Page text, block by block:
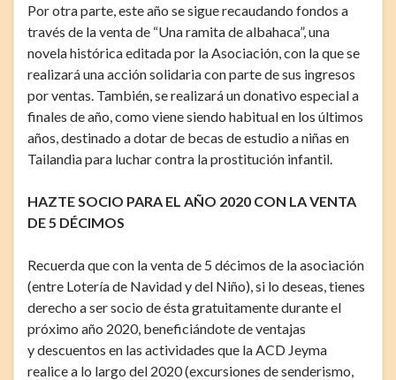
Por otra parte, este año se sigue recaudando fondos a
través de la venta de “Una ramita de albahaca”, una
novela histórica editada por la Asociación, con la que se
realizará una acción solidaria con parte de sus ingresos
por ventas. También, se realizará un donativo especial a
finales de año, como viene siendo habitual en los últimos
años, destinado a dotar de becas de estudio a niñas en
Tailandia para luchar contra la prostitución infantil.
HAZTE SOCIO PARA EL AÑO 2020 CON LA VENTA
DE 5 DÉCIMOS
Recuerda que con la venta de 5 décimos de la asociación
(entre Lotería de Navidad y del Niño), si lo deseas, tienes
derecho a ser socio de ésta gratuitamente durante el
próximo año 2020, beneficiándote de ventajas
y descuentos en las actividades que la ACD Jeyma
realice a lo largo del 2020 (excursiones de senderismo,